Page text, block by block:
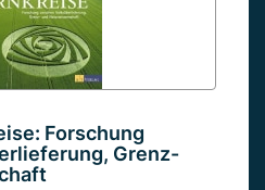
Forschung
Grenz-